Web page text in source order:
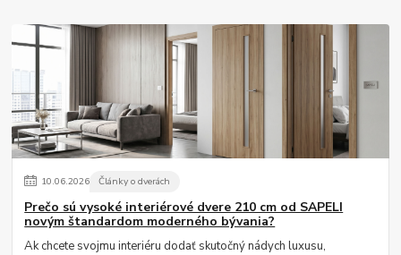
10.06.2026 Články o dverách
Prečo sú vysoké interiérové dvere 210 cm od SAPELI
novým štandardom moderného bývania?
Ak chcete svojmu interiéru dodať skutočný nádych luxusu,